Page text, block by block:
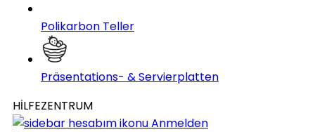
Polikarbon Teller
Präsentations- & Servierplatten
HİLFEZENTRUM
Anmelden